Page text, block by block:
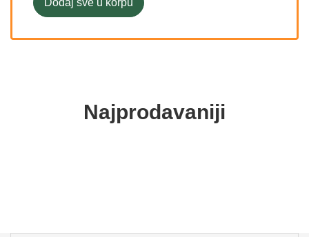
Dodaj sve u korpu
Najprodavaniji